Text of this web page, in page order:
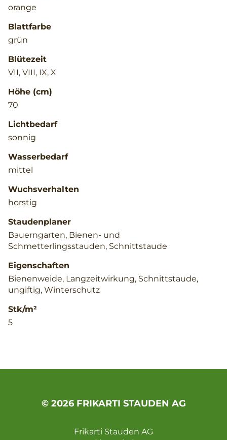
orange
Blattfarbe
grün
Blütezeit
VII, VIII, IX, X
Höhe (cm)
70
Lichtbedarf
sonnig
Wasserbedarf
mittel
Wuchsverhalten
horstig
Staudenplaner
Bauerngarten, Bienen- und
Schmetterlingsstauden, Schnittstaude
Eigenschaften
Bienenweide, Langzeitwirkung, Schnittstaude,
ungiftig, Winterschutz
Stk/m²
5
© 2026 FRIKARTI STAUDEN AG
Frikarti Stauden AG